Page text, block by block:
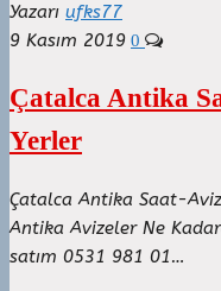
Yazarı ufks77
9 Kasım 2019 0
Çatalca Antika
Yerler
Çatalca Antika Saat-
Antika Avizeler Ne
satım 0531 981 01…